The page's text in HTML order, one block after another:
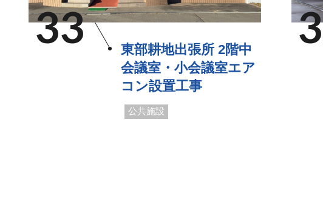
33
東部耕地出張所 2階中
会議室・小会議室エア
コン設置工事
公共施設